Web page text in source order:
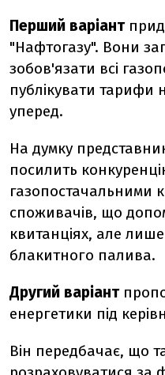
Перший варіант
"Нафтогазу". Вони
зобов'язати всі
публікувати тарифи
уперед.
На думку
посилить
газопостачальними
споживачів, що
квитанціях, але лише
блакитного палива.
Другий варіант
енергетики під
Він передбачає, що